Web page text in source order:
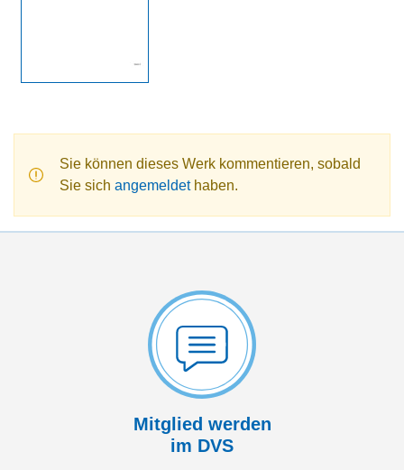
Sie können dieses Werk kommentieren, sobald
Sie sich angemeldethaben.
Mitglied werden
im DVS